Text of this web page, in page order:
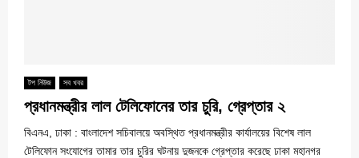
টপ নিউজ সব খবর
প্রধানমন্ত্রীর লাল টেলিফোনের তার চুরি, গ্রেপ্তার ২
বিএনএ, ঢাকা : বাংলাদেশ সচিবালয়ে অবস্থিত প্রধানমন্ত্রীর কার্যালয়ের বিশেষ লাল
টেলিফোন সংযোগের তামার তার চুরির ঘটনায় দুজনকে গ্রেপ্তার করেছে ঢাকা মহানগর